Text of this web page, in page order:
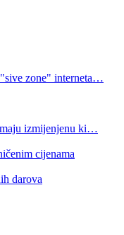
"sive zone" interneta…
izmijenjenu ki…
cijenama
darova